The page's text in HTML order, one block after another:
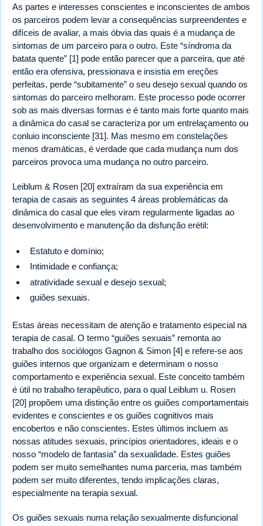
As partes e interesses conscientes e inconscientes de ambos
os parceiros podem levar a consequências surpreendentes e
difíceis de avaliar, a mais óbvia das quais é a mudança de
sintomas de um parceiro para o outro. Este “síndroma da
batata quente” [1] pode então parecer que a parceira, que até
então era ofensiva, pressionava e insistia em ereções
perfeitas, perde “subitamente” o seu desejo sexual quando os
sintomas do parceiro melhoram. Este processo pode ocorrer
sob as mais diversas formas e é tanto mais forte quanto mais
a dinâmica do casal se caracteriza por um entrelaçamento ou
conluio inconsciente [31]. Mas mesmo em constelações
menos dramáticas, é verdade que cada mudança num dos
parceiros provoca uma mudança no outro parceiro.
Leiblum & Rosen [20] extraíram da sua experiência em
terapia de casais as seguintes 4 áreas problemáticas da
dinâmica do casal que eles viram regularmente ligadas ao
desenvolvimento e manutenção da disfunção erétil:
Estatuto e domínio;
Intimidade e confiança;
atratividade sexual e desejo sexual;
guiões sexuais.
Estas áreas necessitam de atenção e tratamento especial na
terapia de casal. O termo “guiões sexuais” remonta ao
trabalho dos sociólogos Gagnon & Simon [4] e refere-se aos
guiões internos que organizam e determinam o nosso
comportamento e experiência sexual. Este conceito também
é útil no trabalho terapêutico, para o qual Leiblum u. Rosen
[20] propõem uma distinção entre os guiões comportamentais
evidentes e conscientes e os guiões cognitivos mais
encobertos e não conscientes. Estes últimos incluem as
nossas atitudes sexuais, princípios orientadores, ideais e o
nosso “modelo de fantasia” da sexualidade. Estes guiões
podem ser muito semelhantes numa parceria, mas também
podem ser muito diferentes, tendo implicações claras,
especialmente na terapia sexual.
Os guiões sexuais numa relação sexualmente disfuncional